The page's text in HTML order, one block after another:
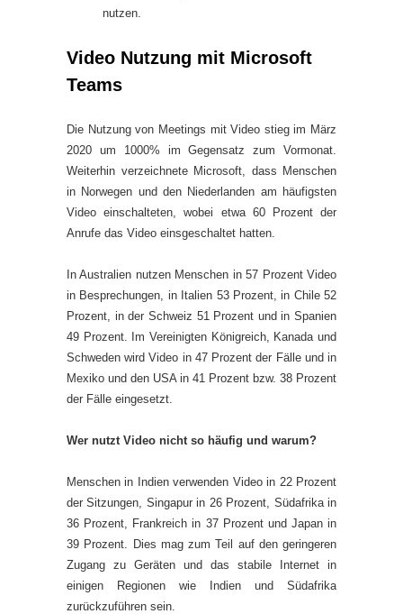
nutzen.
Video Nutzung mit Microsoft
Teams
Die Nutzung von Meetings mit Video stieg im März
2020 um 1000% im Gegensatz zum Vormonat.
Weiterhin verzeichnete Microsoft, dass Menschen
in Norwegen und den Niederlanden am häufigsten
Video einschalteten, wobei etwa 60 Prozent der
Anrufe das Video einsgeschaltet hatten.
In Australien nutzen Menschen in 57 Prozent Video
in Besprechungen, in Italien 53 Prozent, in Chile 52
Prozent, in der Schweiz 51 Prozent und in Spanien
49 Prozent. Im Vereinigten Königreich, Kanada und
Schweden wird Video in 47 Prozent der Fälle und in
Mexiko und den USA in 41 Prozent bzw. 38 Prozent
der Fälle eingesetzt.
Wer nutzt Video nicht so häufig und warum?
Menschen in Indien verwenden Video in 22 Prozent
der Sitzungen, Singapur in 26 Prozent, Südafrika in
36 Prozent, Frankreich in 37 Prozent und Japan in
39 Prozent. Dies mag zum Teil auf den geringeren
Zugang zu Geräten und das stabile Internet in
einigen Regionen wie Indien und Südafrika
zurückzuführen sein.